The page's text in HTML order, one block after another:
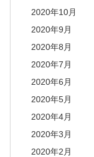
2020年10月
2020年9月
2020年8月
2020年7月
2020年6月
2020年5月
2020年4月
2020年3月
2020年2月